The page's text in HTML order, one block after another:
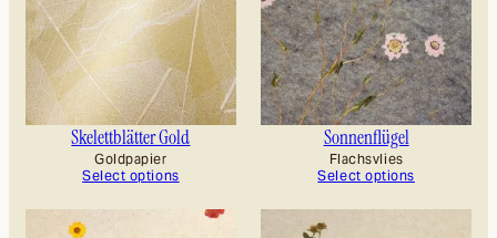
Skelettblätter Gold
Goldpapier
Select options
Sonnenflügel
Flachsvlies
Select options